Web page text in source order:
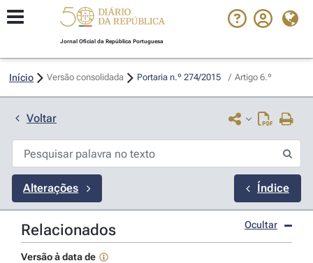
Jornal Oficial da República Portuguesa
Início Versão consolidada Portaria n.º 274/2015 / Artigo 6.º
Voltar
Alterações Índice
Relacionados Ocultar
Versão à data de